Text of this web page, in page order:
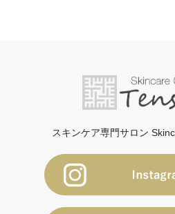
スキンケア専門サロン